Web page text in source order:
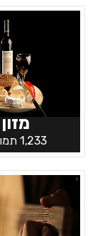
מזון
1,233 תמונות